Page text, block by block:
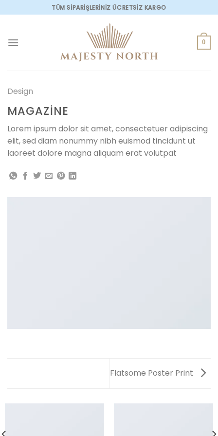
to
TÜM SİPARİŞLERİNİZ ÜCRETSİZ KARGO
0
Design
MAGAZINE
Lorem ipsum dolor sit amet, consectetuer adipiscing
elit, sed diam nonummy nibh euismod tincidunt ut
laoreet dolore magna aliquam erat volutpat
Flatsome Poster Print